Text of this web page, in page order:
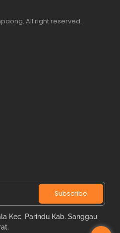
All right reserved.
Subscribe
Kec. Parindu Kab. Sanggau.